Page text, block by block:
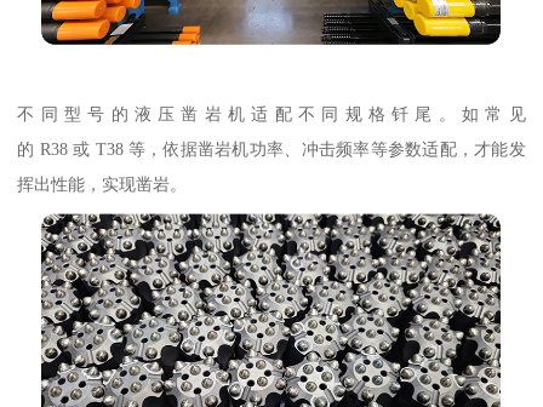
不同型号的液压凿岩机适配不同规格钎尾。如常见
的 R38 或 T38 等，依据凿岩机功率、冲击频率等参数适配，才能发
挥出性能，实现凿岩。